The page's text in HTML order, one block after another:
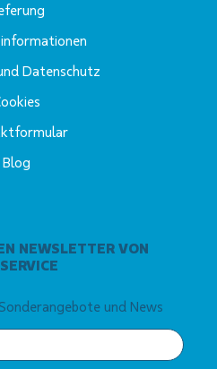
NEWSLETTER VON
und News
Datenschutz
Blog